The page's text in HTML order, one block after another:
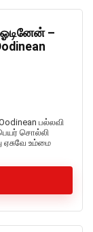
ஓடினேன் –
பல்லவி
சொல்லி
ஏசுவே உம்மை